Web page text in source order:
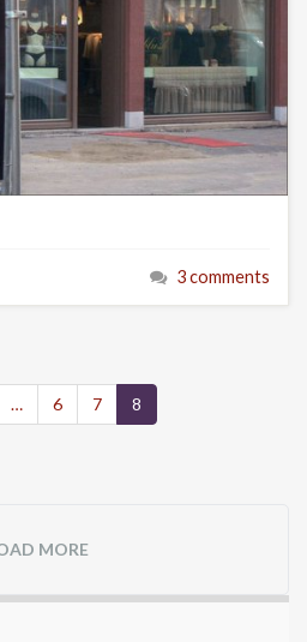
3 comments
… 6 7 8
MORE